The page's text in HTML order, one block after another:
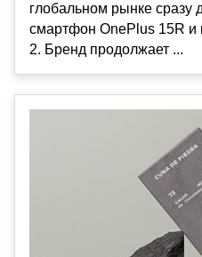
глобальном рынке сразу
смартфон OnePlus 15R и
2. Бренд продолжает ...